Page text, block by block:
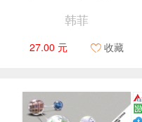
韩菲
27.00 元 收藏